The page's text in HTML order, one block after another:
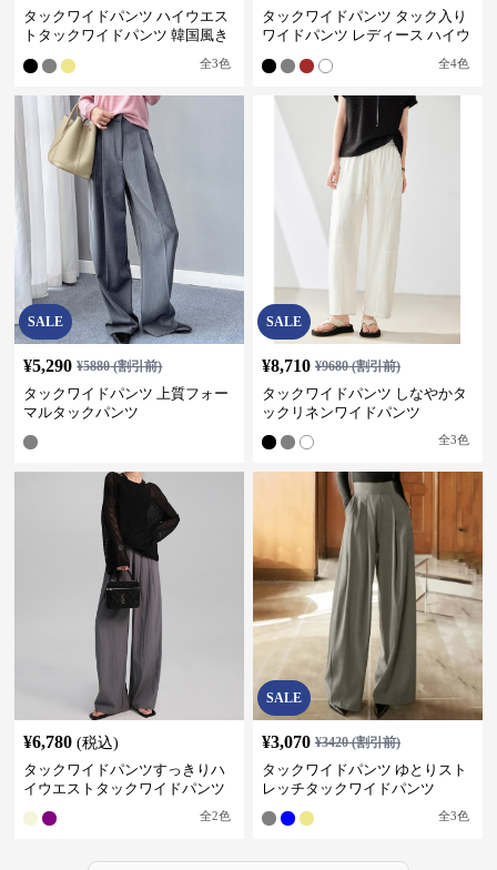
タックワイドパンツ ハイウエス
トタックワイドパンツ 韓国風き
全3色
タックワイドパンツ タック入り
ワイドパンツ レディース ハイウ
全4色
SALE
¥5,290 ¥5880(割引前)
タックワイドパンツ 上質フォー
マルタックパンツ
SALE
¥8,710 ¥9680(割引前)
タックワイドパンツ しなやかタ
ックリネンワイドパンツ
全3色
¥6,780 (税込)
タックワイドパンツすっきりハ
イウエストタックワイドパンツ
全2色
SALE
¥3,070 ¥3420(割引前)
タックワイドパンツ ゆとりスト
レッチタックワイドパンツ
全3色